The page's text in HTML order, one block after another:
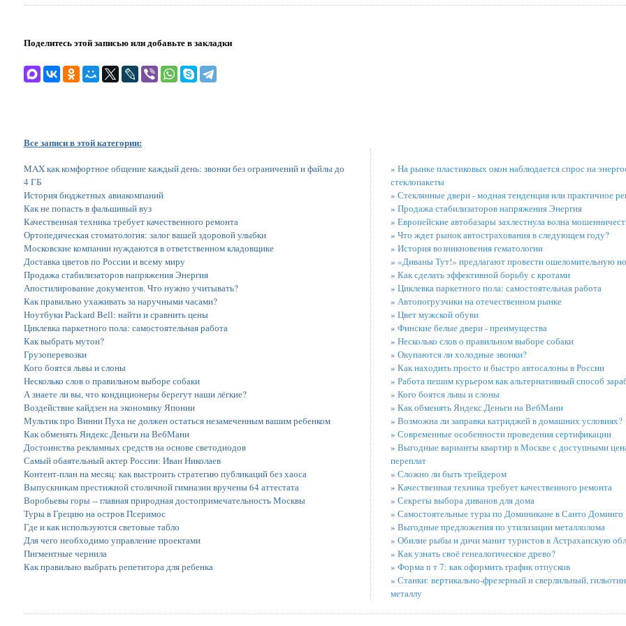
Поделитесь этой записью или добавьте в закладки
Все записи в этой категории:
MAX как комфортное общение каждый день: звонки без ограничений и файлы до
4 ГБ
История бюджетных авиакомпаний
Как не попасть в фальшивый вуз
Качественная техника требует качественного ремонта
Ортопедическая стоматология: залог вашей здоровой улыбки
Московские компании нуждаются в ответственном кладовщике
Доставка цветов по России и всему миру
Продажа стабилизаторов напряжения Энергия
Апостилирование документов. Что нужно учитывать?
Как правильно ухаживать за наручными часами?
Ноутбуки Packard Bell: найти и сравнить цены
Циклевка паркетного пола: самостоятельная работа
Как выбрать мутон?
Грузоперевозки
Кого боятся львы и слоны
Несколько слов о правильном выборе собаки
А знаете ли вы, что кондиционеры берегут наши лёгкие?
Воздействие кайдзен на экономику Японии
Мультик про Винни Пуха не должен остаться незамеченным вашим ребенком
Как обменять Яндекс.Деньги на ВебМани
Достоинства рекламных средств на основе светодиодов
Самый обаятельный актер России: Иван Николаев
Контент-план на месяц: как выстроить стратегию публикаций без хаоса
Выпускникам престижной столичной гимназии вручены 64 аттестата
Воробьевы горы -- главная природная достопримечательность Москвы
Туры в Грецию на остров Псеримос
Где и как используются световые табло
Для чего необходимо управление проектами
Пигментные чернила
Как правильно выбрать репетитора для ребенка
» На рынке пластиковых окон наблюдается спрос на
стеклопакеты
» Стеклянные двери - модная тенденция или практичное
» Продажа стабилизаторов напряжения Энергия
» Европейские автобазары захлестнула волна
» Что ждет рынок автострахования в следующем году?
» История возникновения гематологии
» «Диваны Тут!» предлагают провести ошеломительную
» Как сделать эффективной борьбу с кротами
» Циклевка паркетного пола: самостоятельная работа
» Автопогрузчики на отечественном рынке
» Цвет мужской обуви
» Финские белые двери - преимущества
» Несколько слов о правильном выборе собаки
» Окупаются ли холодные звонки?
» Как находить просто и быстро автосалоны в России
» Работа пешим курьером как альтернативный способ
» Кого боятся львы и слоны
» Как обменять Яндекс.Деньги на ВебМани
» Возможна ли заправка катриджей в домашних условиях?
» Современные особенности проведения сертификации
» Выгодные варианты квартир в Москве с доступными
переплат
» Сложно ли быть трейдером
» Качественная техника требует качественного ремонта
» Секреты выбора диванов для дома
» Самостоятельные туры по Доминикане в Санто Доминго
» Выгодные предложения по утилизации металлолома
» Обилие рыбы и дичи манит туристов в Астраханскую
» Как узнать своё генеалогическое древо?
» Форма n т 7: как оформить график отпусков
» Станки: вертикально-фрезерный и сверлильный,
металлу